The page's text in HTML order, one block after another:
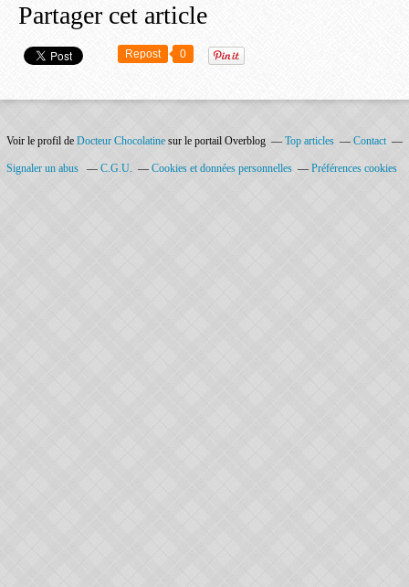
Partager cet article
Repost 0
Voir le profil de Docteur Chocolatine sur le portail Overblog Top articles Contact
Signaler un abus C.G.U. Cookies et données personnelles Préférences cookies